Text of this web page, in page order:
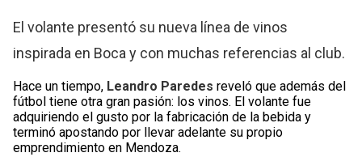
El volante presentó su nueva línea de vinos
inspirada en Boca y con muchas referencias al club.
Hace un tiempo, Leandro Paredes reveló que además del
fútbol tiene otra gran pasión: los vinos. El volante fue
adquiriendo el gusto por la fabricación de la bebida y
terminó apostando por llevar adelante su propio
emprendimiento en Mendoza.